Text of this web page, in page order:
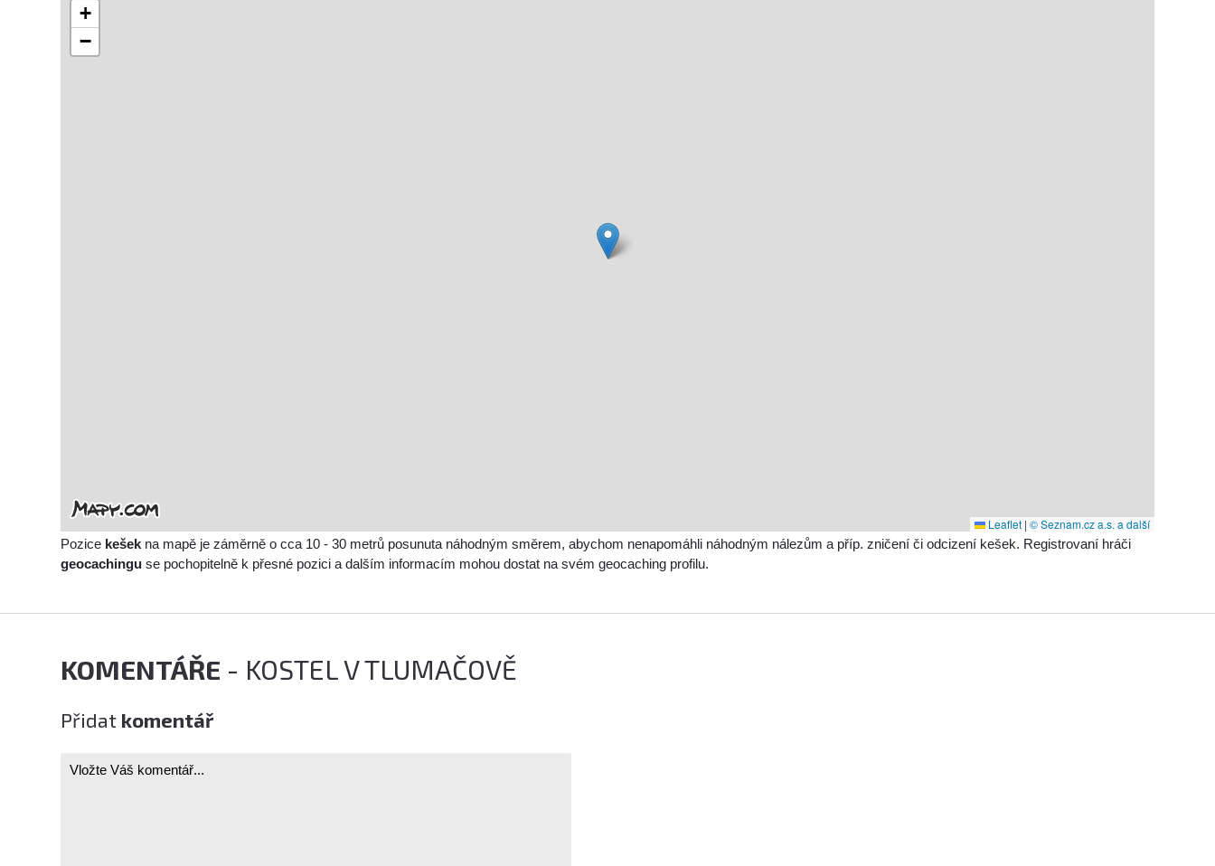
+
−
Leaflet | © Seznam.cz a.s. a další
Pozice kešek na mapě je záměrně o cca 10 - 30 metrů posunuta náhodným směrem, abychom nenapomáhli náhodným nálezům a příp. zničení či odcizení kešek. Registrovaní hráči
geocachingu se pochopitelně k přesné pozici a dalším informacím mohou dostat na svém geocaching profilu.
KOMENTÁŘE - KOSTEL V TLUMAČOVĚ
Přidat komentář